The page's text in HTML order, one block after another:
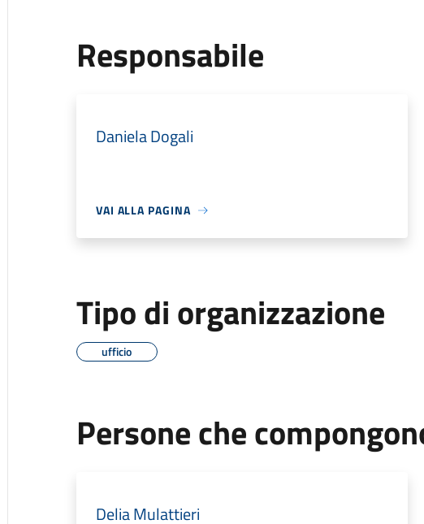
Responsabile
Daniela Dogali
VAI ALLA PAGINA
Tipo di organizzazione
ufficio
Persone che
Delia Mulattieri